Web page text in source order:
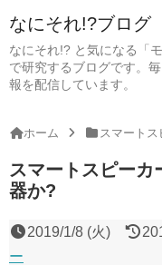
なにそれ!?ブログ
なにそれ!? と気になる「
で研究するブログです。
報を配信しています。
ホーム スマートス
スマートスピーカ
器か?
2019/1/8 (火)
ー